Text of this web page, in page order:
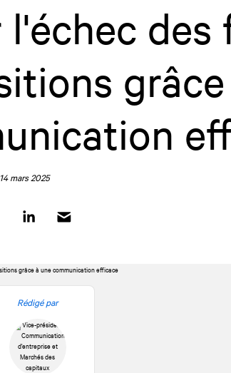
l'échec des
14 mars 2025
Rédigé par